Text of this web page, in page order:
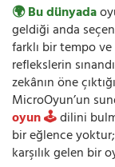
🌍 Bu dünyada
geldiği anda
farklı bir tempo
reflekslerin
zekânın öne
MicroOyun’un
oyun 🕹️dilini
bir eğlence
karşılık gelen bir